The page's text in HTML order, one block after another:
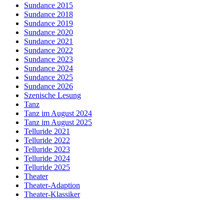
Sundance 2015
Sundance 2018
Sundance 2019
Sundance 2020
Sundance 2021
Sundance 2022
Sundance 2023
Sundance 2024
Sundance 2025
Sundance 2026
Szenische Lesung
Tanz
Tanz im August 2024
Tanz im August 2025
Telluride 2021
Telluride 2022
Telluride 2023
Telluride 2024
Telluride 2025
Theater
Theater-Adaption
Theater-Klassiker